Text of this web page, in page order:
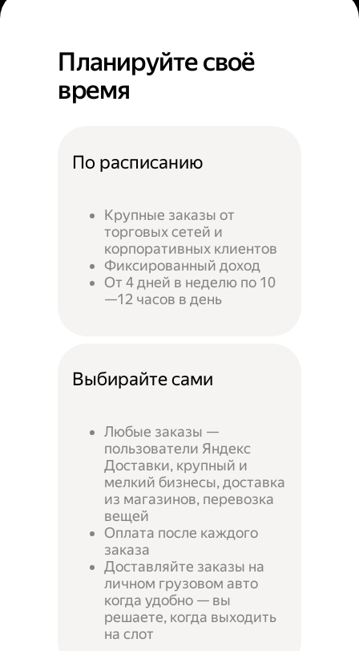
Планируйте своё
время
По расписанию
Крупные заказы от
торговых сетей и
корпоративных клиентов
Фиксированный доход
От 4 дней в неделю по 10
—12 часов в день
Выбирайте сами
Любые заказы —
пользователи Яндекс
Доставки, крупный и
мелкий бизнесы, доставка
из магазинов, перевозка
вещей
Оплата после каждого
заказа
Доставляйте заказы на
личном грузовом авто
когда удобно — вы
решаете, когда выходить
на слот